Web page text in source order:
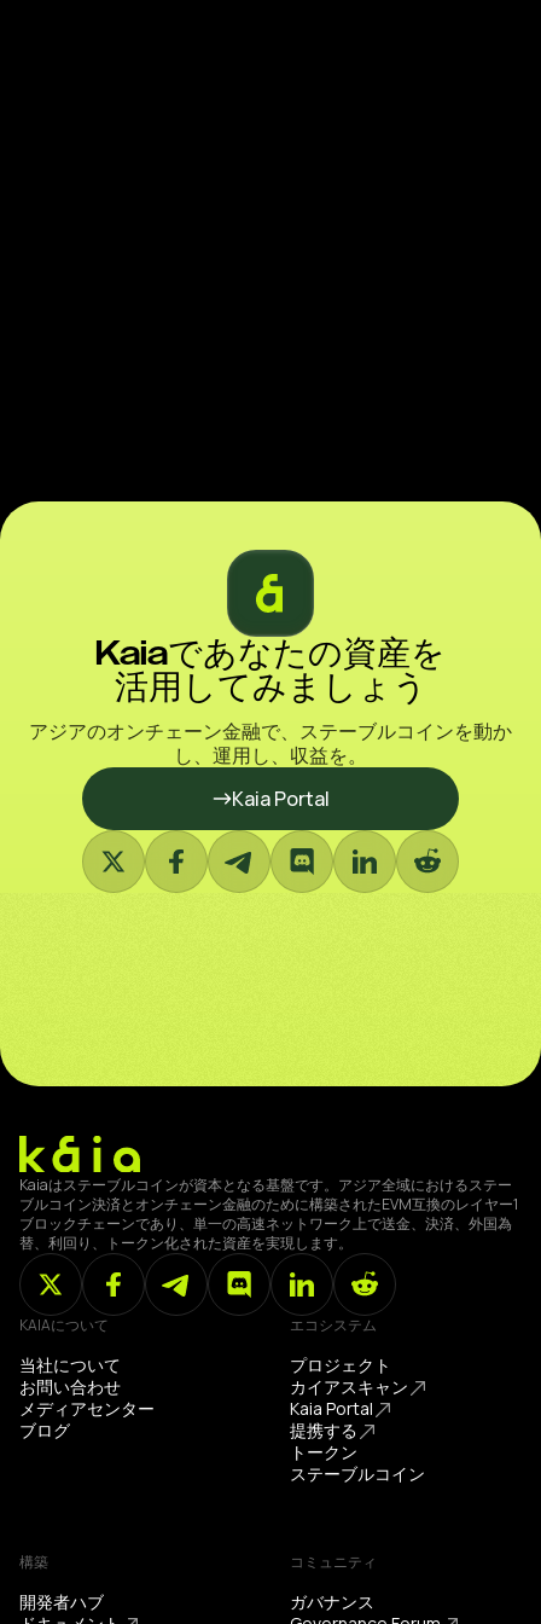
Kaiaであなたの資産を
活用してみましょう
アジアのオンチェーン金融で、ステーブルコインを動か
し、運用し、収益を。
Kaia Portal
Kaiaはステーブルコインが資本となる基盤です。アジア全域におけるステー
ブルコイン決済とオンチェーン金融のために構築されたEVM互換のレイヤー1
ブロックチェーンであり、単一の高速ネットワーク上で送金、決済、外国為
替、利回り、トークン化された資産を実現します。
KAIAについて
当社について
お問い合わせ
メディアセンター
ブログ
エコシステム
プロジェクト
カイアスキャン
Kaia Portal
提携する
トークン
ステーブルコイン
構築
開発者ハブ
コミュニティ
ガバナンス